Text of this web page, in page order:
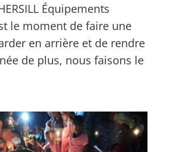
Équipements
le moment de faire une
en arrière et de rendre
de plus, nous faisons le